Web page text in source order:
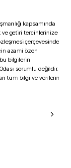
kapsamında
ve getiri tercihlerinize
çerçevesinde
azami özen
bilgilerin
sorumlu değildir.
tüm bilgi ve verilerin